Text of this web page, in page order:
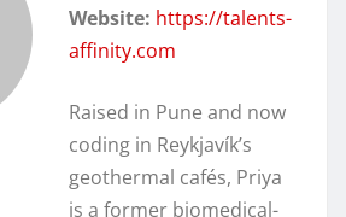
Website: https://talents-
affinity.com
Raised in Pune and now
coding in Reykjavík’s
geothermal cafés, Priya
is a former biomedical-